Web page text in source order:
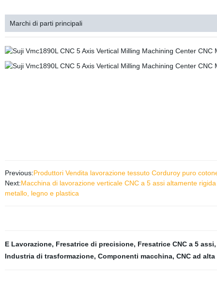
Marchi di parti principali
Previous:Produttori Vendita lavorazione tessuto Corduroy puro
Next:Macchina di lavorazione verticale CNC a 5 assi altamente
metallo, legno e plastica
E Lavorazione, Fresatrice di precisione, Fresatrice CNC a 5 assi
Industria di trasformazione, Componenti macchina, CNC ad